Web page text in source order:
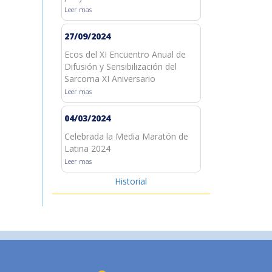
Leer mas
27/09/2024
Ecos del XI Encuentro Anual de
Difusión y Sensibilización del
Sarcoma XI Aniversario
Leer mas
04/03/2024
Celebrada la Media Maratón de
Latina 2024
Leer mas
Historial